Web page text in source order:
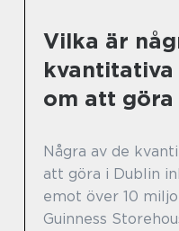
Vilka är
om att göra
Några av de
att göra i Dublin
emot över 10
Guinness